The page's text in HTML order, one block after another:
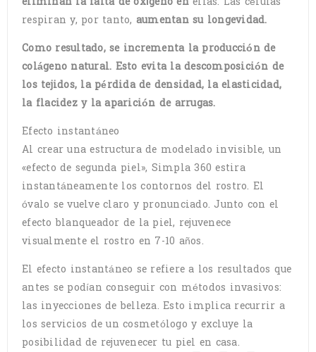
respiran y, por tanto, aumentan su longevidad.
Como resultado, se incrementa la producción de
colágeno natural. Esto evita la descomposición de
los tejidos, la pérdida de densidad, la elasticidad,
la flacidez y la aparición de arrugas.
Efecto instantáneo
Al crear una estructura de modelado invisible, un
«efecto de segunda piel», Simpla 360 estira
instantáneamente los contornos del rostro. El
óvalo se vuelve claro y pronunciado. Junto con el
efecto blanqueador de la piel, rejuvenece
visualmente el rostro en 7-10 años.
El efecto instantáneo se refiere a los resultados que
antes se podían conseguir con métodos invasivos:
las inyecciones de belleza. Esto implica recurrir a
los servicios de un cosmetólogo y excluye la
posibilidad de rejuvenecer tu piel en casa.